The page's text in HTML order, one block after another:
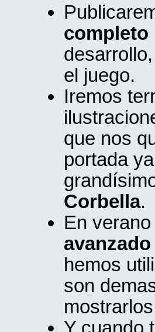
completo
el juego.
Iremos
que nos
portada
Corbella.
En
hemos
son
Y cuando